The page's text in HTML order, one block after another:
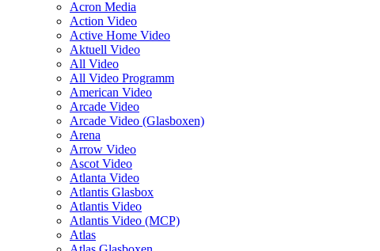
Acron Media
Action Video
Active Home Video
Aktuell Video
All Video
All Video Programm
American Video
Arcade Video
Arcade Video (Glasboxen)
Arena
Arrow Video
Ascot Video
Atlanta Video
Atlantis Glasbox
Atlantis Video
Atlantis Video (MCP)
Atlas